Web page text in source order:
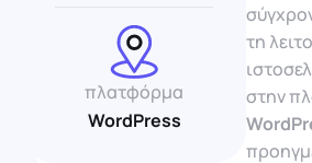
WordPress
πλατφόρμα
τη
στην